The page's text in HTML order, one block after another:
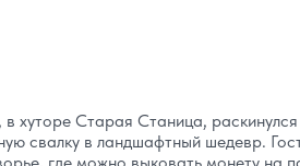
в хуторе Старая Станица,
свалку в ландшафтный шедевр.